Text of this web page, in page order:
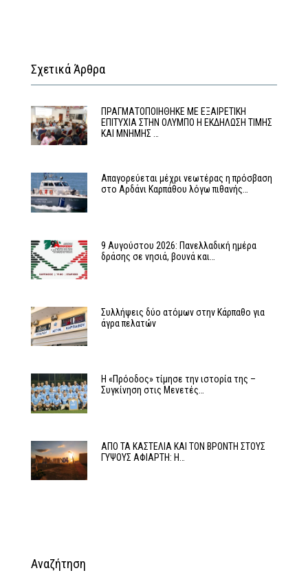
Σχετικά Άρθρα
ΠΡΑΓΜΑΤΟΠΟΙΗΘΗΚΕ ΜΕ ΕΞΑΙΡΕΤΙΚΗ
ΕΠΙΤΥΧΙΑ ΣΤΗΝ ΟΛΥΜΠΟ Η ΕΚΔΗΛΩΣΗ ΤΙΜΗΣ
ΚΑΙ ΜΝΗΜΗΣ …
Απαγορεύεται μέχρι νεωτέρας η πρόσβαση
στο Αρδάνι Καρπάθου λόγω πιθανής…
9 Αυγούστου 2026: Πανελλαδική ημέρα
δράσης σε νησιά, βουνά και…
Συλλήψεις δύο ατόμων στην Κάρπαθο για
άγρα πελατών
Η «Πρόοδος» τίμησε την ιστορία της –
Συγκίνηση στις Μενετές…
ΑΠΟ ΤΑ ΚΑΣΤΕΛΙΑ ΚΑΙ ΤΟΝ ΒΡΟΝΤΗ ΣΤΟΥΣ
ΓΥΨΟΥΣ ΑΦΙΑΡΤΗ: Η…
Αναζήτηση